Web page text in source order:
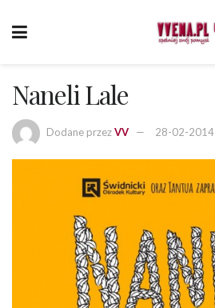
Naneli Lale
Dodane przezVV 28-02-2014